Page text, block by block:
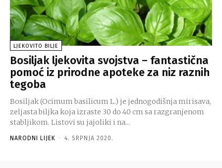
LJEKOVITO BILJE
Bosiljak ljekovita svojstva – fantastična
pomoć iz prirodne apoteke za niz raznih
tegoba
Bosiljak (Ocimum basilicum L.) je jednogodišnja mirisava,
zeljasta biljka koja izraste 30 do 40 cm sa razgranjenom
stabljikom. Listovi su jajoliki i na...
NARODNI LIJEK - 4. SRPNJA 2020.